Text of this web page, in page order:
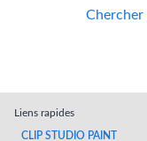
Chercher
Liens rapides
CLIP STUDIO PAINT